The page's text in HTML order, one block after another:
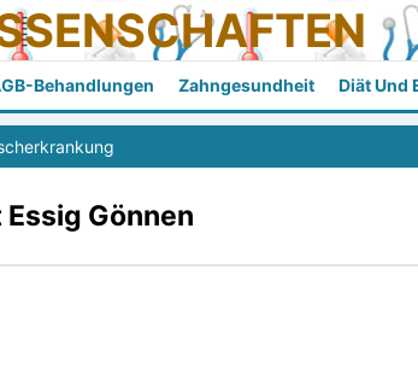
Behandlungen Zahngesundheit Diät Und
Gönnen